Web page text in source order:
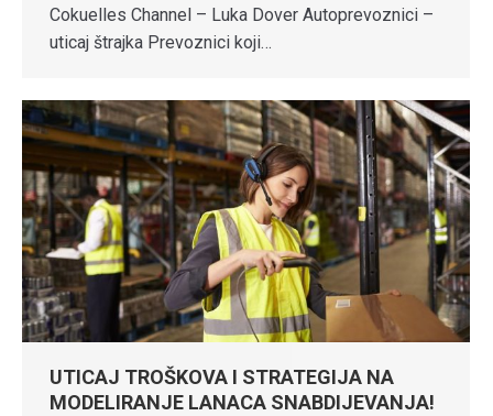
Cokuelles Channel – Luka Dover Autoprevoznici –
uticaj štrajka Prevoznici koji…
UTICAJ TROŠKOVA I STRATEGIJA NA
MODELIRANJE LANACA SNABDIJEVANJA!